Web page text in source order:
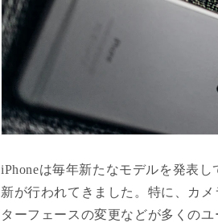
iPhoneは毎年新たなモデルを発表
新が行われてきました。特に、カ
ターフェースの変更などが多くの